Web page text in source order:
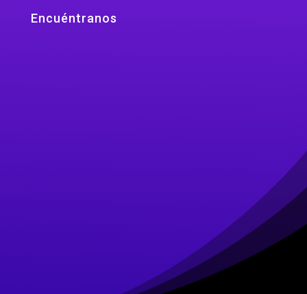
Encuéntranos